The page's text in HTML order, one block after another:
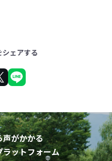
シェアする
声がかかる
ットフォーム